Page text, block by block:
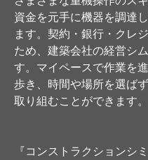
資金を元手に機器を調達
ます。契約・銀行・クレ
ため、建築会社の経営シ
す。マイペースで作業を
歩き、時間や場所を選ば
取り組むことができます。
『コンストラクションシ